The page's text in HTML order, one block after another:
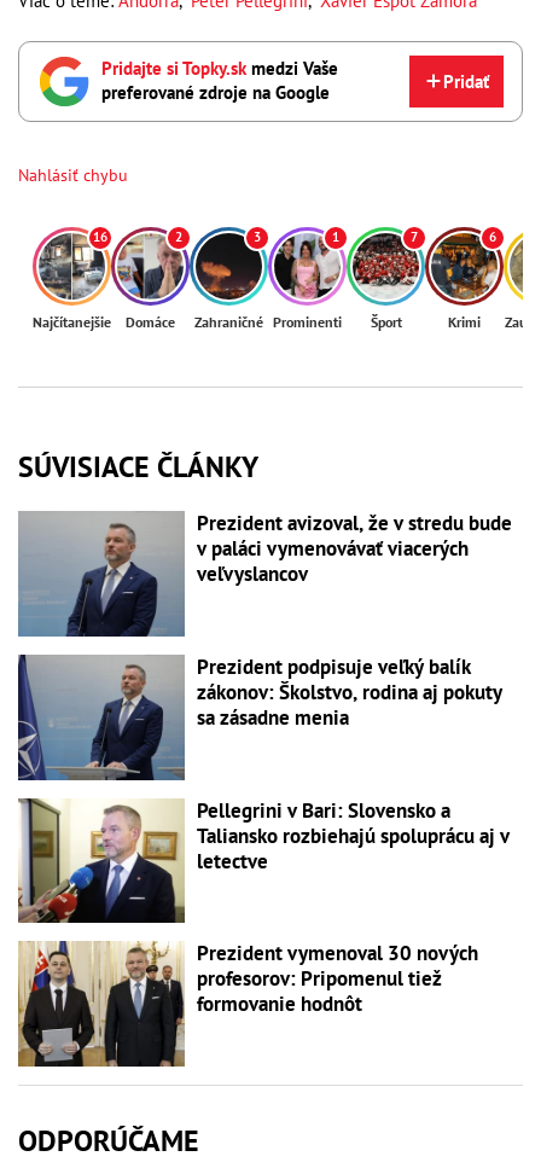
Pridajte si Topky.skmedzi Vaše
preferované zdroje na Google
Pridať
Nahlásiť chybu
16
Najčítanejšie
2
Domáce
3
Zahraničné
1
Prominenti
7
Šport
6
Krimi
SÚVISIACE ČLÁNKY
Prezident avizoval, že v stredu bude
v paláci vymenovávať viacerých
veľvyslancov
Prezident podpisuje veľký balík
zákonov: Školstvo, rodina aj pokuty
sa zásadne menia
Pellegrini v Bari: Slovensko a
Taliansko rozbiehajú spoluprácu aj v
letectve
Prezident vymenoval 30 nových
profesorov: Pripomenul tiež
formovanie hodnôt
ODPORÚČAME